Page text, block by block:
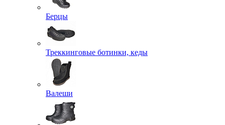
Берцы
Треккинговые ботинки, кеды
Валеши